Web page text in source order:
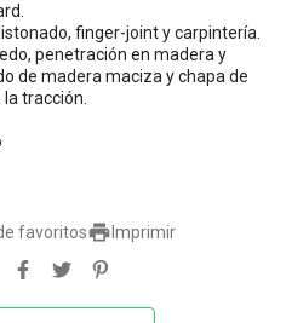
finger-joint y carpintería.
penetración en madera y
de madera maciza y chapa de
tracción.
 Imprimir
favoritos